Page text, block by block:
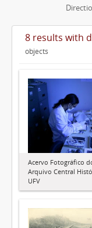
8 results with
objects
Acervo Fotográfico
Arquivo Central
UFV